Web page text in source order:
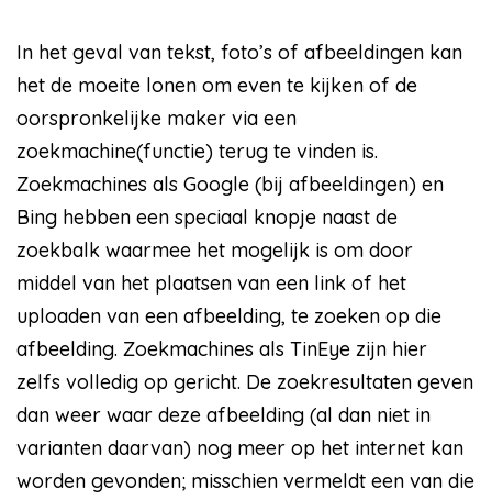
In het geval van tekst, foto’s of afbeeldingen kan
het de moeite lonen om even te kijken of de
oorspronkelijke maker via een
zoekmachine(functie) terug te vinden is.
Zoekmachines als Google (bij afbeeldingen) en
Bing hebben een speciaal knopje naast de
zoekbalk waarmee het mogelijk is om door
middel van het plaatsen van een link of het
uploaden van een afbeelding, te zoeken op die
afbeelding. Zoekmachines als TinEye zijn hier
zelfs volledig op gericht. De zoekresultaten geven
dan weer waar deze afbeelding (al dan niet in
varianten daarvan) nog meer op het internet kan
worden gevonden; misschien vermeldt een van die